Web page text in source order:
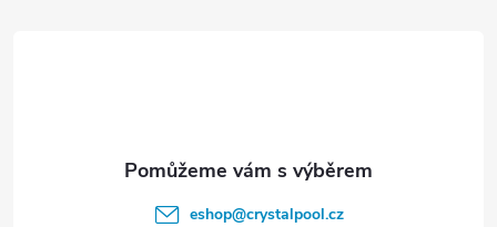
eshop@crystalpool.cz